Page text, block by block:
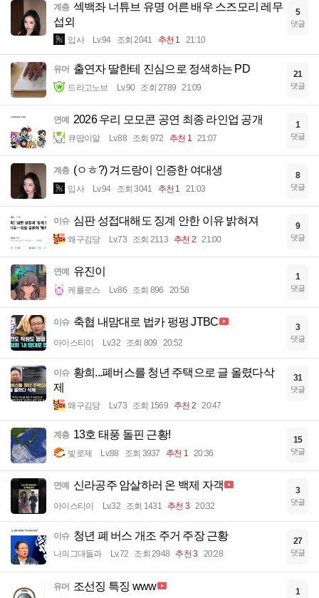
계층 섹백좌 너튜브 유명 어른 배우 스즈모리 레무
섭외
입사 Lv.94 조회 2041 추천 1 21:10
5
댓글
유머 출연자 딸한테 진심으로 정색하는 PD
드라고노브 Lv.90 조회 2789 21:09
21
댓글
연예 2026 우리 모모콘 공연 최종 라인업 공개
큐땁이알 Lv.88 조회 972 추천 1 21:07
1
댓글
계층 (ㅇㅎ?) 겨드랑이 인증한 여대생
입사 Lv.94 조회 3041 추천 1 21:03
8
댓글
이슈 심판 성접대해도 징계 안한 이유 밝혀져
왜구김당 Lv.73 조회 2113 추천 2 21:00
9
댓글
연예 유진이
케를로스 Lv.86 조회 896 20:58
1
댓글
이슈 축협 내맘대로 법카 펑펑 JTBC
아이스티이 Lv.32 조회 809 20:52
3
댓글
이슈 황희...폐버스를 청년 주택으로 글 올렸다삭
제
왜구김당 Lv.73 조회 1569 추천 2 20:47
31
댓글
계층 13호 태풍 돌핀 근황!
빛로제 Lv.88 조회 3937 추천 1 20:36
15
댓글
연예 신라공주 암살하러 온 백제 자객
아이스티이 Lv.32 조회 1431 추천 3 20:32
3
댓글
이슈 청년 폐 버스 개조 주거 주장 근황
나의그대들과 Lv.72 조회 2948 추천 3 20:28
27
댓글
유머 조선징 특징 www 1